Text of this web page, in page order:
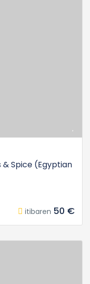
Spice (Egyptian
itibaren 50 €